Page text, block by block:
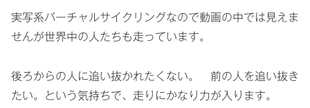
実写系バーチャルサイクリングなので動画の中では見えま
せんが世界中の人たちも走っています。
後ろからの人に追い抜かれたくない。 前の人を追い抜き
たい。という気持ちで、走りにかなり力が入ります。